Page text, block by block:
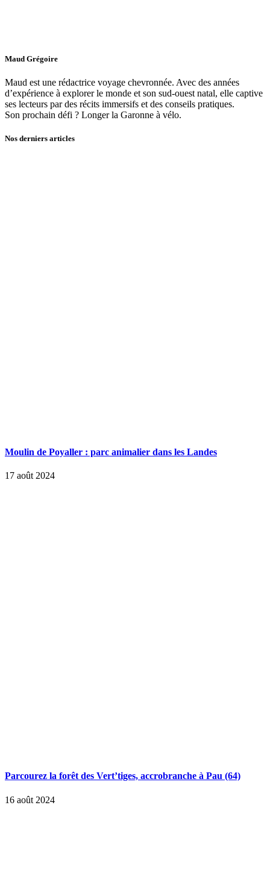
Maud Grégoire
Maud est une rédactrice voyage chevronnée. Avec des années
d’expérience à explorer le monde et son sud-ouest natal, elle captive
ses lecteurs par des récits immersifs et des conseils pratiques.
Son prochain défi ? Longer la Garonne à vélo.
Nos derniers articles
Moulin de Poyaller : parc animalier dans les Landes
17 août 2024
Parcourez la forêt des Vert’tiges, accrobranche à Pau (64)
16 août 2024